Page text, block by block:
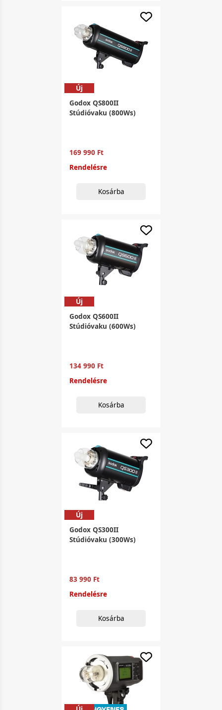
Új
Godox QS800II
Stúdióvaku (800Ws)
169 990 Ft
Rendelésre
Kosárba
Új
Godox QS600II
Stúdióvaku (600Ws)
134 990 Ft
Rendelésre
Kosárba
Új
Godox QS300II
Stúdióvaku (300Ws)
83 990 Ft
Rendelésre
Kosárba